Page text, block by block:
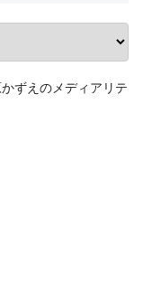
ずえのメディアリテ